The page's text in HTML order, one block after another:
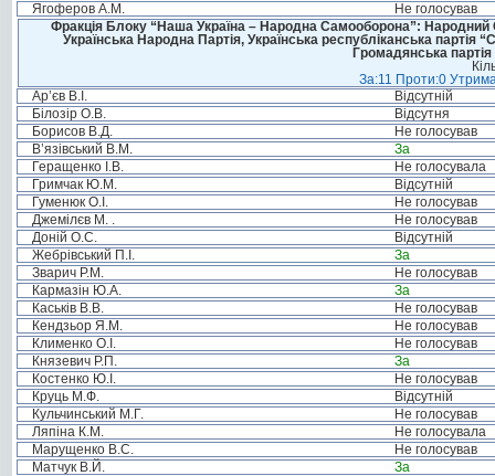
Ягоферов А.М.
Не голосував
Фракція Блоку “Наша Україна – Народна Самооборона”: Народний
Українська Народна Партія, Українська республіканська
Громадянська
За:11 Проти:0
Ар’єв В.І.
Відсутній
Білозір О.В.
Відсутня
Борисов В.Д.
Не голосував
В’язівський В.М.
За
Геращенко І.В.
Не голосувала
Гримчак Ю.М.
Відсутній
Гуменюк О.І.
Не голосував
Джемілєв М. .
Не голосував
Доній О.С.
Відсутній
Жебрівський П.І.
За
Зварич Р.М.
Не голосував
Кармазін Ю.А.
За
Каськів В.В.
Не голосував
Кендзьор Я.М.
Не голосував
Клименко О.І.
Не голосував
Князевич Р.П.
За
Костенко Ю.І.
Не голосував
Круць М.Ф.
Відсутній
Кульчинський М.Г.
Не голосував
Ляпіна К.М.
Не голосувала
Марущенко В.С.
Не голосував
Матчук В.Й.
За